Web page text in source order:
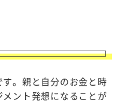
。親と自分のお金と時
ント発想になることが